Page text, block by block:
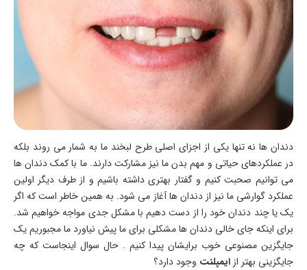
دندان ها نه تنها یکی از اجزای اصلی طرح لبخند ما به شمار می روند بلکه
در عملکردهای حیاتی و مهم بدن ما نیز مشارکت دارند. ما با کمک دندان ها
می توانیم صحبت کنیم و گفتار بهتری داشته باشیم و از طرف دیگر اولین
عملکرد گوارشی ما نیز از دندان ها آغاز می شود. به همین خاطر است که اگر
یک یا چند دندان خود را از دست دهیم با مشکل جدی مواجه خواهیم شد.
برای اینکه جای خالی دندان ها مشکلی برای ما پیش نیاورد ما مجبوریم یک
جایگزین مصنوعی خوب برایشان پیدا کنیم . حال سوال اینجاست که چه
جایگزینی بهتر از ایمپلنت وجود دارد؟